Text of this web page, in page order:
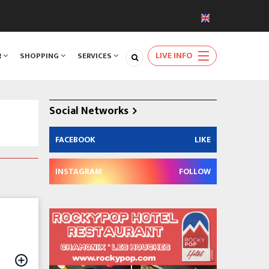
SHOPPING SERVICES LIVE INFO
Social Networks
FACEBOOK LIKE
INSTAGRAM FOLLOW